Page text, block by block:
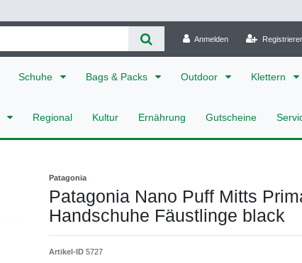
Anmelden
Schuhe Bags & Packs Outdoor Klettern
Regional Kultur Ernährung Gutscheine
Patagonia
Patagonia Nano Puff Mitts
Handschuhe Fäustlinge black
Artikel-ID 5727